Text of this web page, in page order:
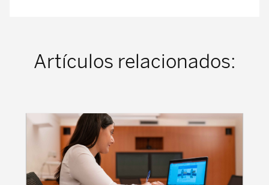
Artículos relacionados: